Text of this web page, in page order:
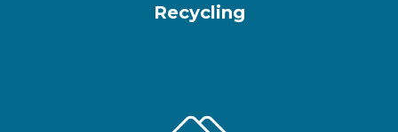
Recycling